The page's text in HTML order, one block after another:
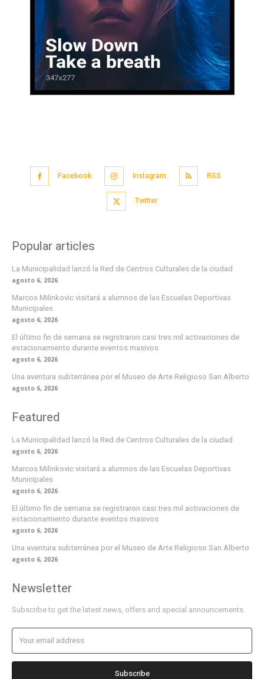
Facebook Instagram RSS
Twitter
Popular articles
La Municipalidad lanzó la Red de Centros Culturales de la ciudad
agosto 6, 2026
Marcos Milinkovic visitará a alumnos de las Escuelas Deportivas
Municipales
agosto 6, 2026
El último fin de semana se registraron casi tres mil activaciones de
estacionamiento durante eventos masivos
agosto 6, 2026
Una aventura subterránea por el Museo de Arte Religioso San Alberto
agosto 6, 2026
Featured
La Municipalidad lanzó la Red de Centros Culturales de la ciudad
agosto 6, 2026
Marcos Milinkovic visitará a alumnos de las Escuelas Deportivas
Municipales
agosto 6, 2026
El último fin de semana se registraron casi tres mil activaciones de
estacionamiento durante eventos masivos
agosto 6, 2026
Una aventura subterránea por el Museo de Arte Religioso San Alberto
agosto 6, 2026
Newsletter
Subscribe to get the latest news, offers and special announcements.
Subscribe